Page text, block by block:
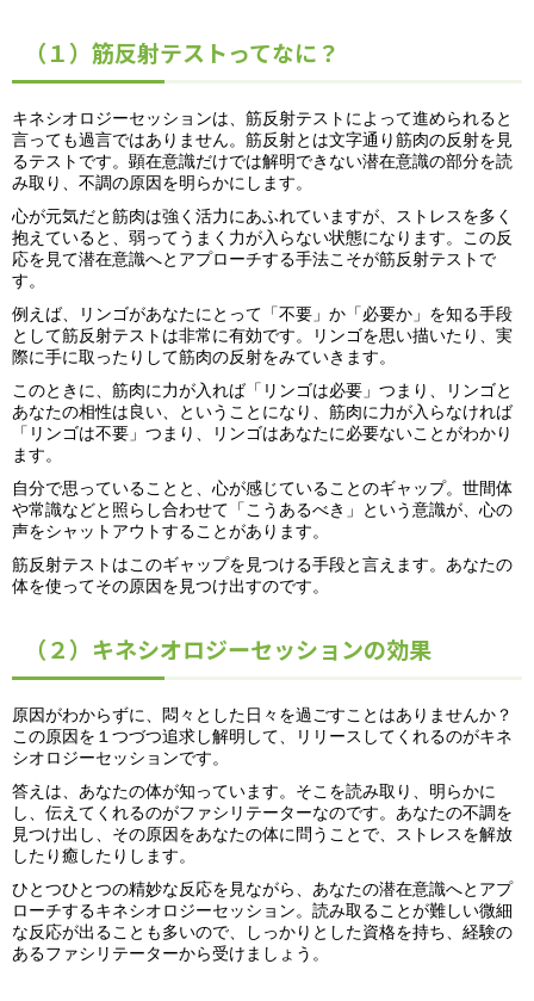
（１）筋反射テストってなに？
キネシオロジーセッションは、筋反射テストによって進められると
言っても過言ではありません。筋反射とは文字通り筋肉の反射を見
るテストです。顕在意識だけでは解明できない潜在意識の部分を読
み取り、不調の原因を明らかにします。
心が元気だと筋肉は強く活力にあふれていますが、ストレスを多く
抱えていると、弱ってうまく力が入らない状態になります。この反
応を見て潜在意識へとアプローチする手法こそが筋反射テストで
す。
例えば、リンゴがあなたにとって「不要」か「必要か」を知る手段
として筋反射テストは非常に有効です。リンゴを思い描いたり、実
際に手に取ったりして筋肉の反射をみていきます。
このときに、筋肉に力が入れば「リンゴは必要」つまり、リンゴと
あなたの相性は良い、ということになり、筋肉に力が入らなければ
「リンゴは不要」つまり、リンゴはあなたに必要ないことがわかり
ます。
自分で思っていることと、心が感じていることのギャップ。世間体
や常識などと照らし合わせて「こうあるべき」という意識が、心の
声をシャットアウトすることがあります。
筋反射テストはこのギャップを見つける手段と言えます。あなたの
体を使ってその原因を見つけ出すのです。
（２）キネシオロジーセッションの効果
原因がわからずに、悶々とした日々を過ごすことはありませんか？
この原因を１つづつ追求し解明して、リリースしてくれるのがキネ
シオロジーセッションです。
答えは、あなたの体が知っています。そこを読み取り、明らかに
し、伝えてくれるのがファシリテーターなのです。あなたの不調を
見つけ出し、その原因をあなたの体に問うことで、ストレスを解放
したり癒したりします。
ひとつひとつの精妙な反応を見ながら、あなたの潜在意識へとアプ
ローチするキネシオロジーセッション。読み取ることが難しい微細
な反応が出ることも多いので、しっかりとした資格を持ち、経験の
あるファシリテーターから受けましょう。